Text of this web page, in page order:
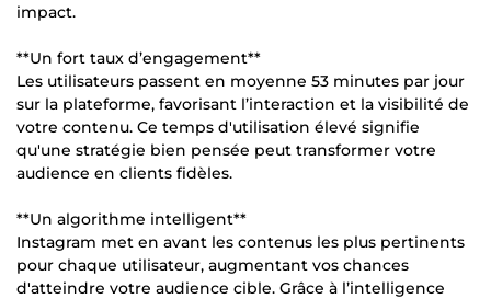
impact.
**Un fort taux d’engagement**
Les utilisateurs passent en moyenne 53 minutes par jour
sur la plateforme, favorisant l’interaction et la visibilité de
votre contenu. Ce temps d'utilisation élevé signifie
qu'une stratégie bien pensée peut transformer votre
audience en clients fidèles.
**Un algorithme intelligent**
Instagram met en avant les contenus les plus pertinents
pour chaque utilisateur, augmentant vos chances
d'atteindre votre audience cible. Grâce à l’intelligence